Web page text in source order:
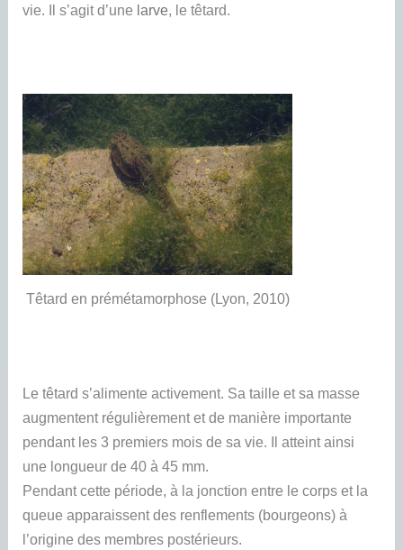
vie. Il s’agit d’une larve, le têtard.
Têtard en prémétamorphose (Lyon, 2010)
Le têtard s’alimente activement. Sa taille et sa masse
augmentent régulièrement et de manière importante
pendant les 3 premiers mois de sa vie. Il atteint ainsi
une longueur de 40 à 45 mm.
Pendant cette période, à la jonction entre le corps et la
queue apparaissent des renflements (bourgeons) à
l’origine des membres postérieurs.